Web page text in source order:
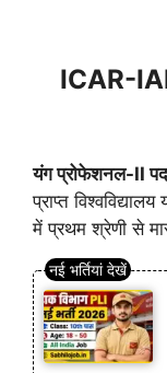
ICAR-
यंग प्रोफेशनल-II
प्राप्त
में प्रथम श्रेणी से